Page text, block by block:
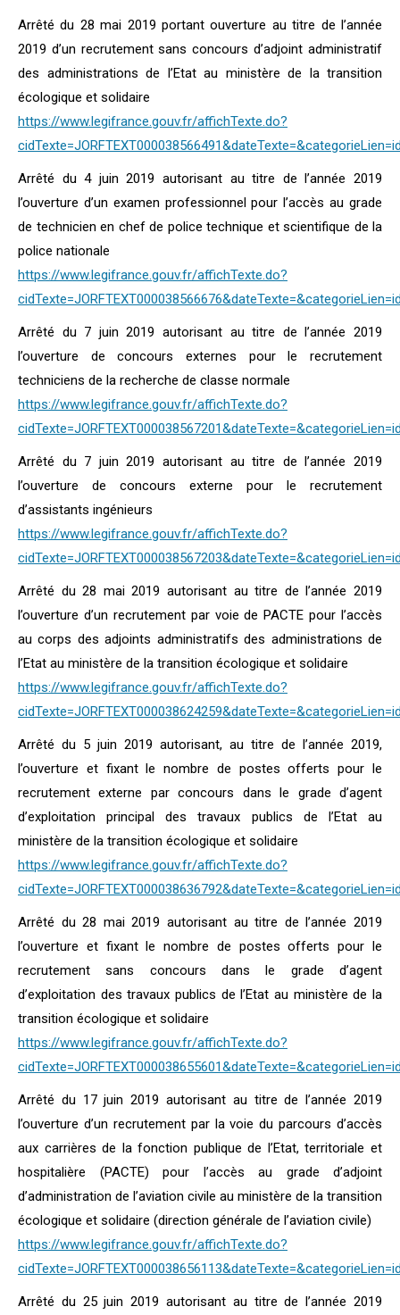
Arrêté du 28 mai 2019 portant ouverture au titre de l’année
2019 d’un recrutement sans concours d’adjoint administratif
des administrations de l’Etat au ministère de la transition
écologique et solidaire
https://www.legifrance.gouv.fr/affichTexte.do?
Arrêté du 4 juin 2019 autorisant au titre de l’année 2019
l’ouverture d’un examen professionnel pour l’accès au grade
de technicien en chef de police technique et scientifique de la
police nationale
https://www.legifrance.gouv.fr/affichTexte.do?
Arrêté du 7 juin 2019 autorisant au titre de l’année 2019
l’ouverture de concours externes pour le recrutement
techniciens de la recherche de classe normale
https://www.legifrance.gouv.fr/affichTexte.do?
Arrêté du 7 juin 2019 autorisant au titre de l’année 2019
l’ouverture de concours externe pour le recrutement
d’assistants ingénieurs
https://www.legifrance.gouv.fr/affichTexte.do?
Arrêté du 28 mai 2019 autorisant au titre de l’année 2019
l’ouverture d’un recrutement par voie de PACTE pour l’accès
au corps des adjoints administratifs des administrations de
l’Etat au ministère de la transition écologique et solidaire
https://www.legifrance.gouv.fr/affichTexte.do?
Arrêté du 5 juin 2019 autorisant, au titre de l’année 2019,
l’ouverture et fixant le nombre de postes offerts pour le
recrutement externe par concours dans le grade d’agent
d’exploitation principal des travaux publics de l’Etat au
ministère de la transition écologique et solidaire
https://www.legifrance.gouv.fr/affichTexte.do?
Arrêté du 28 mai 2019 autorisant au titre de l’année 2019
l’ouverture et fixant le nombre de postes offerts pour le
recrutement sans concours dans le grade d’agent
d’exploitation des travaux publics de l’Etat au ministère de la
transition écologique et solidaire
https://www.legifrance.gouv.fr/affichTexte.do?
Arrêté du 17 juin 2019 autorisant au titre de l’année 2019
l’ouverture d’un recrutement par la voie du parcours d’accès
aux carrières de la fonction publique de l’Etat, territoriale et
hospitalière (PACTE) pour l’accès au grade d’adjoint
d’administration de l’aviation civile au ministère de la transition
écologique et solidaire (direction générale de l’aviation civile)
https://www.legifrance.gouv.fr/affichTexte.do?
Arrêté du 25 juin 2019 autorisant au titre de l’année 2019